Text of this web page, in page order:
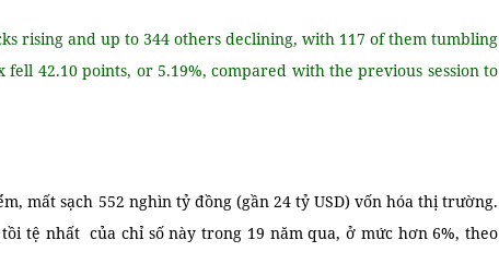
rising and up to 344 others declining, with 117 of them tumbling
42.10 points, or 5.19%, compared with the previous session to
mất sạch 552 nghìn tỷ đồng (gần 24 tỷ USD) vốn hóa thị trường.
tệ nhất của chỉ số này trong 19 năm qua, ở mức hơn 6%, theo